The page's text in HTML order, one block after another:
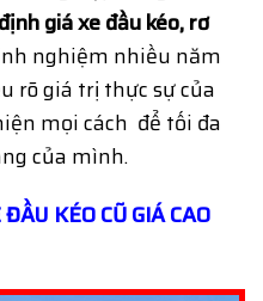
giáxe đầu kéo, rơ
nghiệm nhiều năm
rõ giá trị thực sự của
mọi cách để tối đa
của mình.
KÉO CŨ GIÁ CAO